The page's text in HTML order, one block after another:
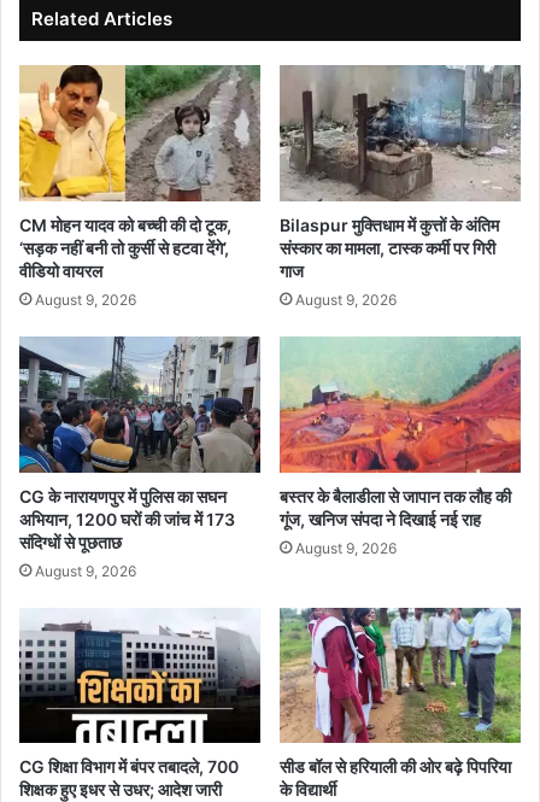
गि
री
की
मौ
द
गी
ने
ढ़ा
ई
उ
म्मी
दें
क
र
ने
के
का
र्यों
को
ग
ति
दे
ने
क्रि
य
ता
से
क
रें
मॉ
नि
ट
रिं
शं
गी
ता
र
Related Articles
CM मोहन यादव को बच्ची की दो टूक,
‘सड़क नहीं बनी तो कुर्सी से हटवा देंगे’,
वीडियो वायरल
August 9, 2026
Bilaspur मुक्तिधाम में कुत्तों के अंतिम
संस्कार का मामला, टास्क कर्मी पर गिरी
गाज
August 9, 2026
CG के नारायणपुर में पुलिस का सघन
अभियान, 1200 घरों की जांच में 173
संदिग्धों से पूछताछ
August 9, 2026
बस्तर के बैलाडीला से जापान तक लौह की
गूंज, खनिज संपदा ने दिखाई नई राह
August 9, 2026
CG शिक्षा विभाग में बंपर तबादले, 700
शिक्षक हुए इधर से उधर; आदेश जारी
सीड बॉल से हरियाली की ओर बढ़े पिपरिया
के विद्यार्थी